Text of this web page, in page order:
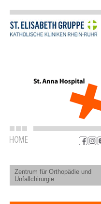
Zentrum für Orthopädie und
Unfallchirurgie